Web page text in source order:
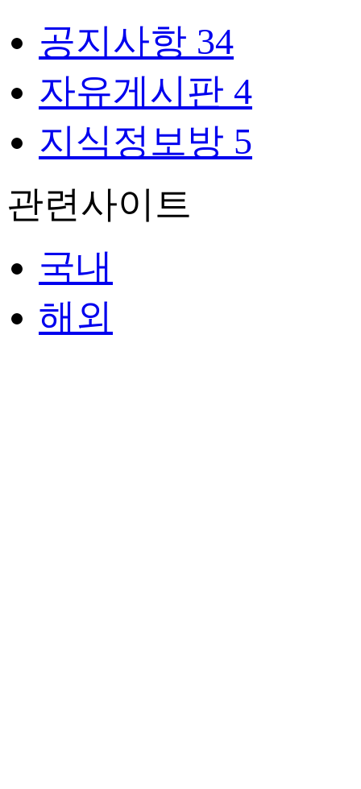
공지사항 34
자유게시판 4
지식정보방 5
관련사이트
국내
해외